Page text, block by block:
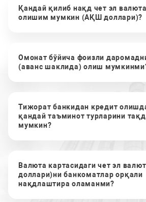
Қандай қилиб нақд чет эл
олишим мумкин (АҚШ доллари)?
Омонат бўйича фоизли
(аванс шаклида) олиш
Тижорат банкидан кредит
қандай таъминот турларини
мумкин?
Валюта картасидаги чет эл
доллари)ни банкоматлар орқали
нақдлаштира оламанми?